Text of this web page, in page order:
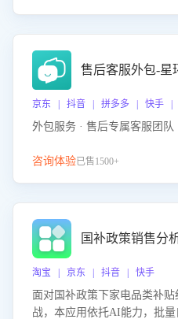
售后客服外包-星
京东 | 抖音 | 拼多多 | 快手 |
外包服务 · 售后专属客服团队
咨询体验已售1500+
国补政策销售分
淘宝 | 京东 | 抖音 | 快手
面对国补政策下家电品类补
战，本应用依托AI能力，批